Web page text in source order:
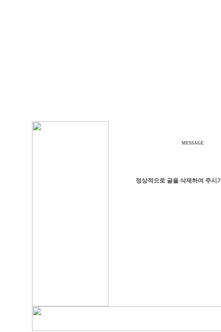
MESSAGE
정상적으로 글을 삭제하여 주시